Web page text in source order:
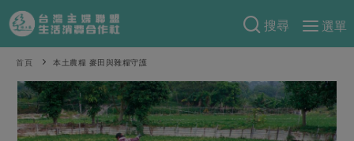
搜尋
選單
產品分類
當季蔬果
一籃菜 當令水果
食譜料理
食材特別企畫
首頁 本土農糧 麥田與雜糧守護